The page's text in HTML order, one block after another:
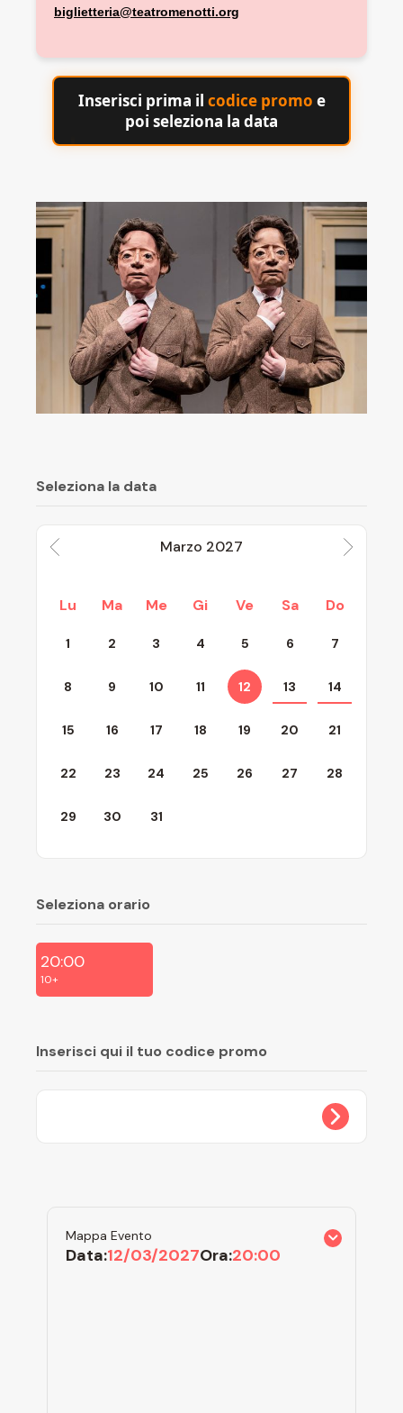
biglietteria@teatromenotti.org
Inserisci prima il codice promo e
poi seleziona la data
Seleziona la data
Marzo 2027
Lu Ma Me Gi Ve Sa Do
1 2 3 4 5 6 7
8 9 10 11 12 13 14
15 16 17 18 19 20 21
22 23 24 25 26 27 28
29 30 31
Seleziona orario
20:00
10+
Inserisci qui il tuo codice promo
Mappa Evento
Data:12/03/2027Ora:20:00